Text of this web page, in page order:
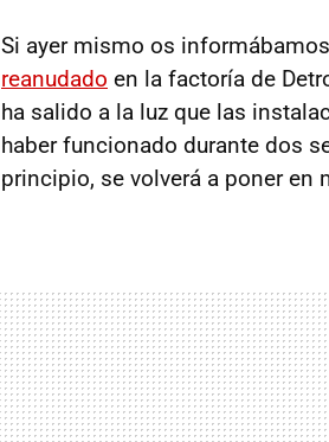
Si ayer mismo os
reanudado en la factoría de
ha salido a la luz que las
haber funcionado durante dos
principio, se volverá a poner en